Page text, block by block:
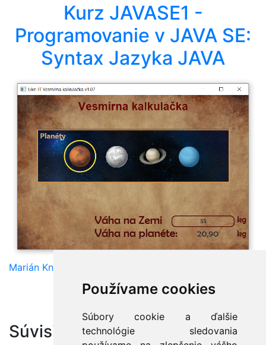
Používame cookies
Súbory cookie a ďalšie
technológie sledovania
Kurz JAVASE1 -
Programovanie v JAVA SE:
Syntax Jazyka JAVA
Marián Knězek
Súvisiace články: